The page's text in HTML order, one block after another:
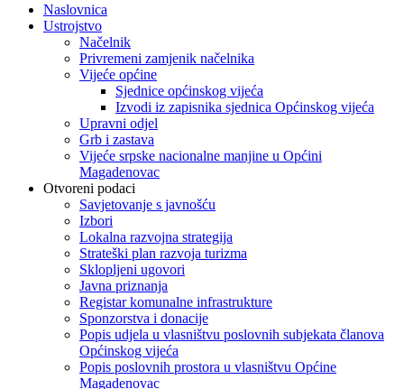
Naslovnica
Ustrojstvo
Načelnik
Privremeni zamjenik načelnika
Vijeće općine
Sjednice općinskog vijeća
Izvodi iz zapisnika sjednica Općinskog vijeća
Upravni odjel
Grb i zastava
Vijeće srpske nacionalne manjine u Općini
Magadenovac
Otvoreni podaci
Savjetovanje s javnošću
Izbori
Lokalna razvojna strategija
Strateški plan razvoja turizma
Sklopljeni ugovori
Javna priznanja
Registar komunalne infrastrukture
Sponzorstva i donacije
Popis udjela u vlasništvu poslovnih subjekata članova
Općinskog vijeća
Popis poslovnih prostora u vlasništvu Općine
Magadenovac